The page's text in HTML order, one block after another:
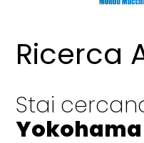
Ricerca
Stai
Yokohama